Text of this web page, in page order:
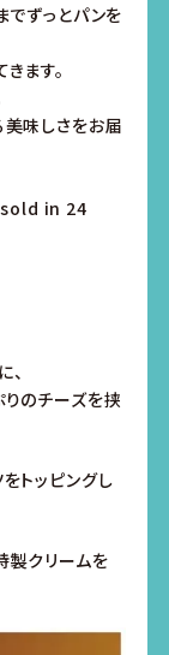
でずっとパンを
ます。
味しさをお届
in 24
のチーズを挟
トッピングし
製クリームを